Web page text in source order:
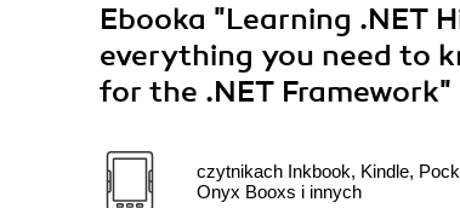
Ebooka "Learning .NET
everything you need to
for the .NET Framework"
czytnikach Inkbook, Kindle,
Onyx Booxs i innych